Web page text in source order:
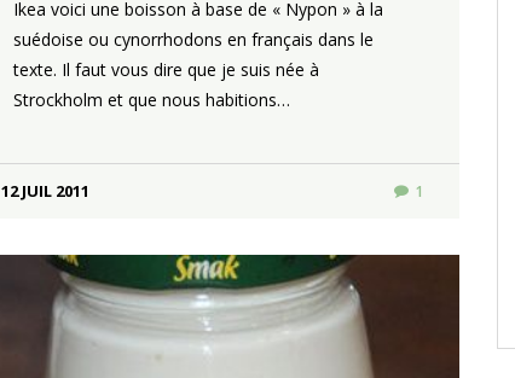
Ikea voici une boisson à base de « Nypon » à la
suédoise ou cynorrhodons en français dans le
texte. Il faut vous dire que je suis née à
Strockholm et que nous habitions…
12 JUIL 2011 1